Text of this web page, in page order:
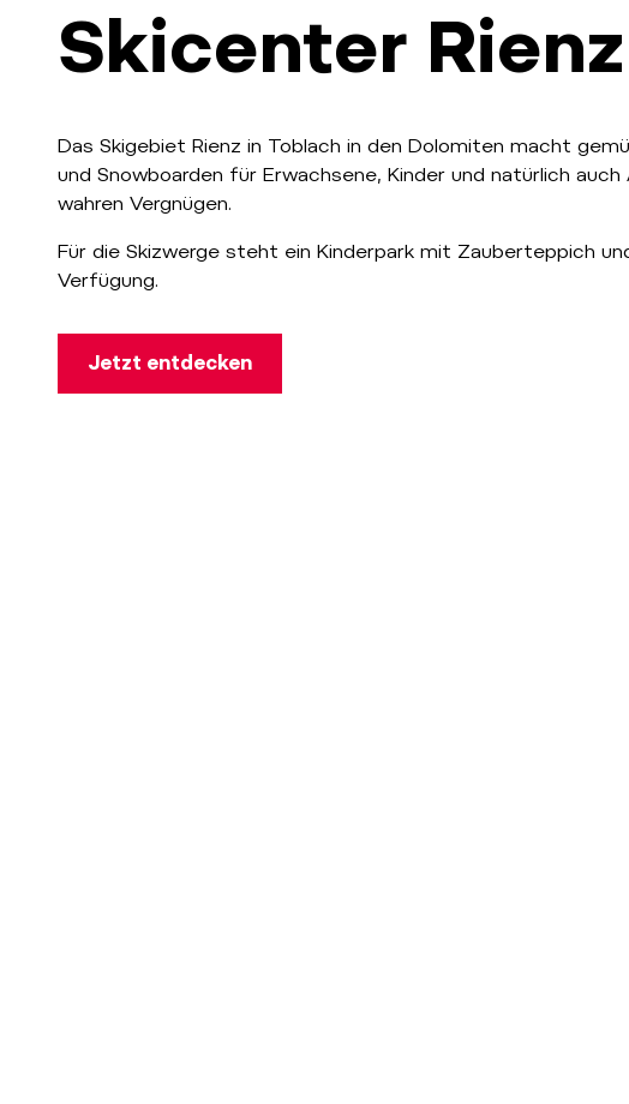
Skicenter Rienz
Das Skigebiet Rienz in Toblach in den Dolomiten macht
und Snowboarden für Erwachsene, Kinder und natürlich
wahren Vergnügen.
Für die Skizwerge steht ein Kinderpark mit Zauberteppich
Verfügung.
Jetzt entdecken